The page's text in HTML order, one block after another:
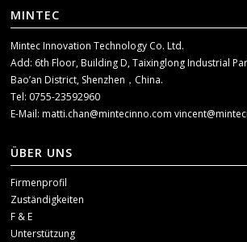
MINTEC
Mintec Innovation Technology Co. Ltd.
Add: 6th Floor, Building D, Taixinglong Industrial
Bao’an District, Shenzhen，China.
Tel: 0755-23592960
E-Mail:matti.chan@mintecinno.com
ÜBER UNS
Firmenprofil
Zuständigkeiten
F & E
Unterstützung